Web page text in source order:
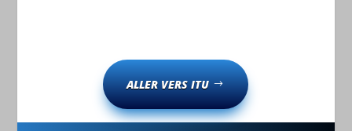
ALLER VERS ITU